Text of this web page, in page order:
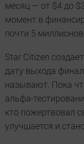
месяц — от $4 до
момент в
почти 5 миллионов
Star Citizen
дату выхода
называют. Пока
альфа-
кто пожертвовал
улучшается и